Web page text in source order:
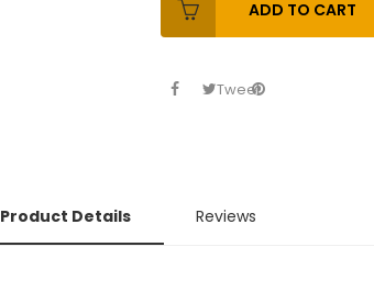
ADD TO CART
Tweet
Product Details Reviews